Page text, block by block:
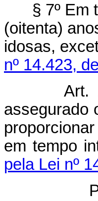
§ 7º Em
(oitenta)
idosas,
nº 14.423,
Art.
assegurado
em tempo
pela Lei nº